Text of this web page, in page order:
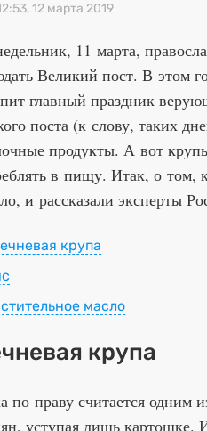
12 марта 2019
11 марта,
Великий пост. В этом
главный праздник
поста (к слову, таких
продукты. А вот
в пищу. Итак, о том,
и рассказали эксперты
крупа
масло
крупа
по праву считается одним
уступая лишь